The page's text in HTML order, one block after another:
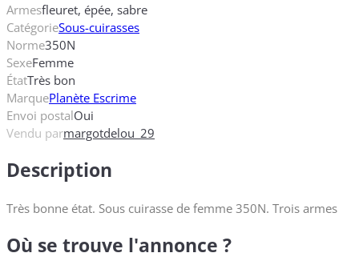
Armesfleuret, épée, sabre
CatégorieSous-cuirasses
Norme350N
SexeFemme
ÉtatTrès bon
MarquePlanète Escrime
Envoi postalOui
Vendu parmargotdelou_29
Description
Très bonne état. Sous cuirasse de femme 350N. Trois armes
Où se trouve l'annonce ?